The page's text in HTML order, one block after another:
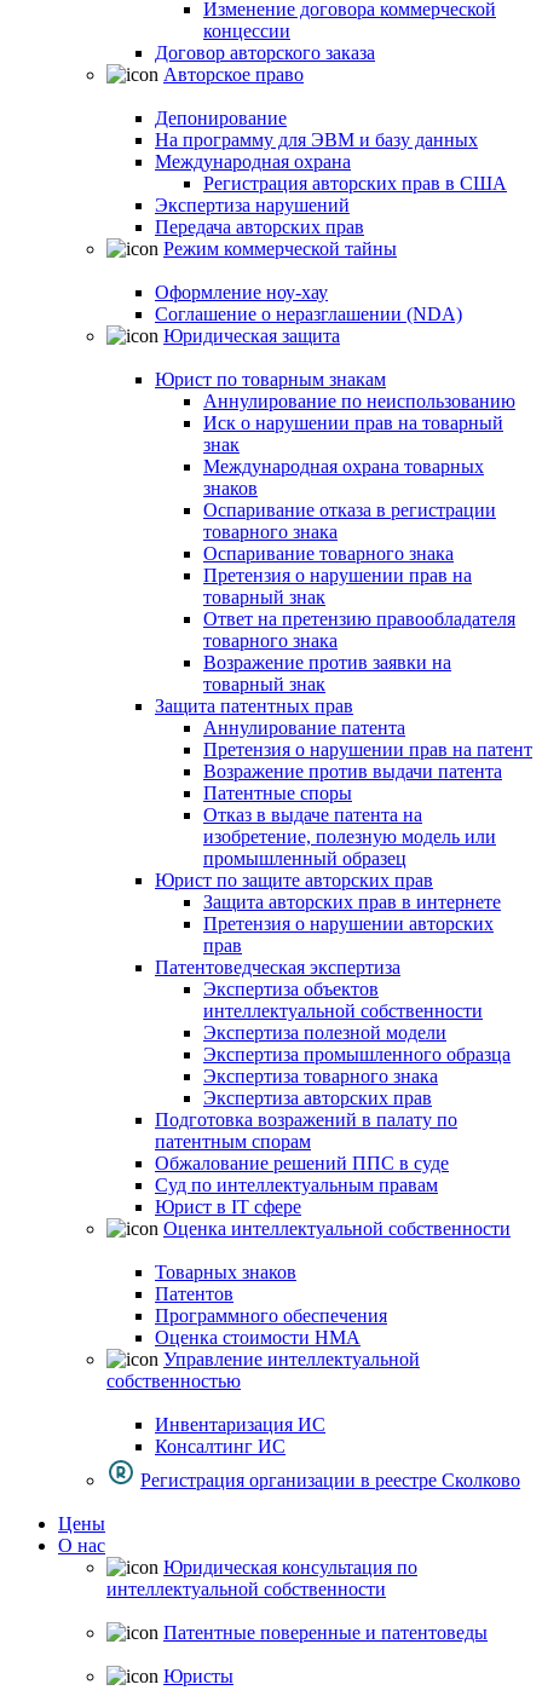
Изменение договора коммерческой
концессии
Договор авторского заказа
Авторское право
Депонирование
На программу для ЭВМ и базу данных
Международная охрана
Регистрация авторских прав в США
Экспертиза нарушений
Передача авторских прав
Режим коммерческой тайны
Оформление ноу-хау
Соглашение о неразглашении (NDA)
Юридическая защита
Юрист по товарным знакам
Аннулирование по неиспользованию
Иск о нарушении прав на товарный
знак
Международная охрана товарных
знаков
Оспаривание отказа в регистрации
товарного знака
Оспаривание товарного знака
Претензия о нарушении прав на
товарный знак
Ответ на претензию правообладателя
товарного знака
Возражение против заявки на
товарный знак
Защита патентных прав
Аннулирование патента
Претензия о нарушении прав на патент
Возражение против выдачи патента
Патентные споры
Отказ в выдаче патента на
изобретение, полезную модель или
промышленный образец
Юрист по защите авторских прав
Защита авторских прав в интернете
Претензия о нарушении авторских
прав
Патентоведческая экспертиза
Экспертиза объектов
интеллектуальной собственности
Экспертиза полезной модели
Экспертиза промышленного образца
Экспертиза товарного знака
Экспертиза авторских прав
Подготовка возражений в палату по
патентным спорам
Обжалование решений ППС в суде
Суд по интеллектуальным правам
Юрист в IT сфере
Оценка интеллектуальной собственности
Товарных знаков
Патентов
Программного обеспечения
Оценка стоимости НМА
Управление интеллектуальной
собственностью
Инвентаризация ИС
Консалтинг ИС
Регистрация организации в реестре Сколково
Цены
О нас
Юридическая консультация по
интеллектуальной собственности
Патентные поверенные и патентоведы
Юристы